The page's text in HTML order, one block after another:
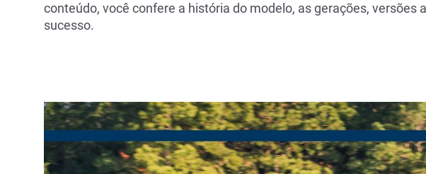
conteúdo, você confere a história do modelo, as gerações, versões
sucesso.